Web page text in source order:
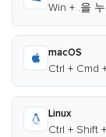
Win + .을
macOS
Ctrl + Cmd
Linux
Ctrl + Shift